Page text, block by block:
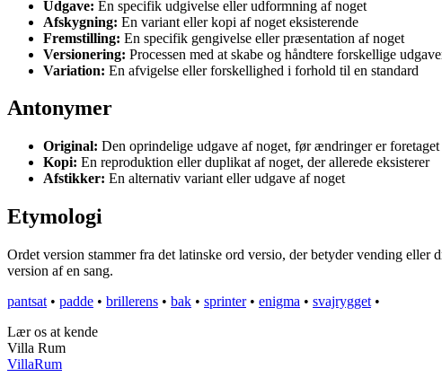
Udgave: En specifik udgivelse eller udformning af noget
Afskygning: En variant eller kopi af noget eksisterende
Fremstilling: En specifik gengivelse eller præsentation af noget
Versionering: Processen med at skabe og håndtere forskellige
Variation: En afvigelse eller forskellighed i forhold til en standard
Antonymer
Original: Den oprindelige udgave af noget, før ændringer er foretaget
Kopi: En reproduktion eller duplikat af noget, der allerede eksisterer
Afstikker: En alternativ variant eller udgave af noget
Etymologi
Ordet version stammer fra det latinske ord versio, der betyder vending
version af en sang.
pantsat • padde • brillerens • bak • sprinter• enigma • svajrygget •
Lær os at kende
Villa Rum
VillaRum